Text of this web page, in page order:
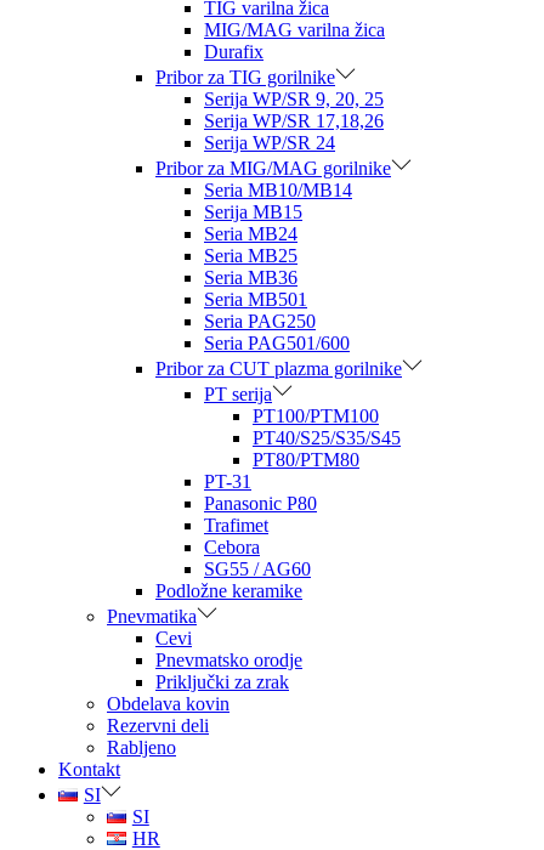
TIG varilna žica
MIG/MAG varilna žica
Durafix
Pribor za TIG gorilnike
Serija WP/SR 9, 20, 25
Serija WP/SR 17,18,26
Serija WP/SR 24
Pribor za MIG/MAG gorilnike
Seria MB10/MB14
Serija MB15
Seria MB24
Seria MB25
Seria MB36
Seria MB501
Seria PAG250
Seria PAG501/600
Pribor za CUT plazma gorilnike
PT serija
PT100/PTM100
PT40/S25/S35/S45
PT80/PTM80
PT-31
Panasonic P80
Trafimet
Cebora
SG55 / AG60
Podložne keramike
Pnevmatika
Cevi
Pnevmatsko orodje
Priključki za zrak
Obdelava kovin
Rezervni deli
Rabljeno
Kontakt
SI
SI
HR